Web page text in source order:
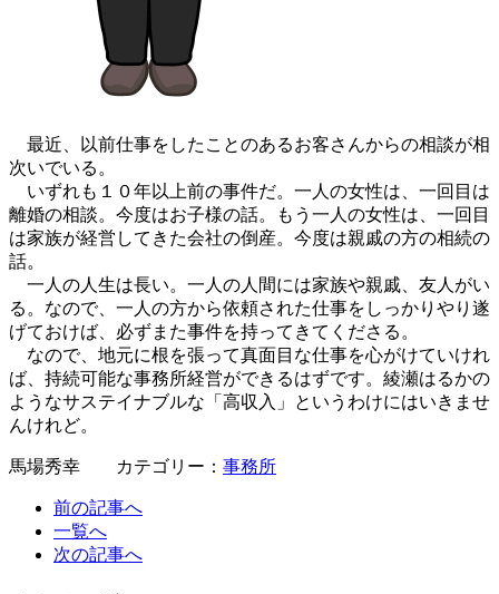
最近、以前仕事をしたことのあるお客さんからの相談が相
次いでいる。
いずれも１０年以上前の事件だ。一人の女性は、一回目は
離婚の相談。今度はお子様の話。もう一人の女性は、一回目
は家族が経営してきた会社の倒産。今度は親戚の方の相続の
話。
一人の人生は長い。一人の人間には家族や親戚、友人がい
る。なので、一人の方から依頼された仕事をしっかりやり遂
げておけば、必ずまた事件を持ってきてくださる。
なので、地元に根を張って真面目な仕事を心がけていけれ
ば、持続可能な事務所経営ができるはずです。綾瀬はるかの
ようなサステイナブルな「高収入」というわけにはいきませ
んけれど。
馬場秀幸 カテゴリー： 事務所
前の記事へ
一覧へ
次の記事へ